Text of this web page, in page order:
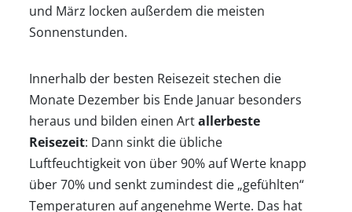
und März locken außerdem die meisten
Sonnenstunden.
Innerhalb der besten Reisezeit stechen die
Monate Dezember bis Ende Januar besonders
heraus und bilden einen Artallerbeste
Reisezeit: Dann sinkt die übliche
Luftfeuchtigkeit von über 90% auf Werte knapp
über 70% und senkt zumindest die „gefühlten“
Temperaturen auf angenehme Werte. Das hat